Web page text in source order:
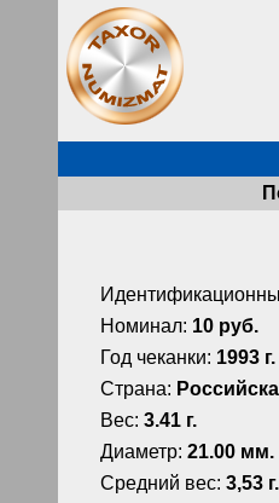
Номинал: 10 руб.
Год чеканки: 1993 г.
Страна:
Вес: 3.41 г.
Диаметр: 21.00 мм.
Средний вес: 3,53 г.